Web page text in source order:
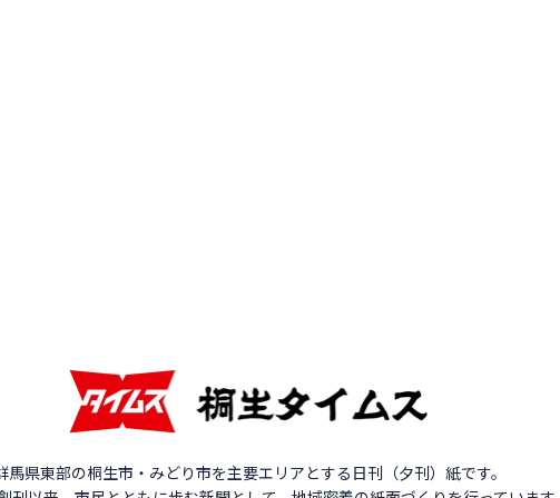
馬県東部の桐生市・みどり市を主要エリアとする日刊（夕刊）紙です。